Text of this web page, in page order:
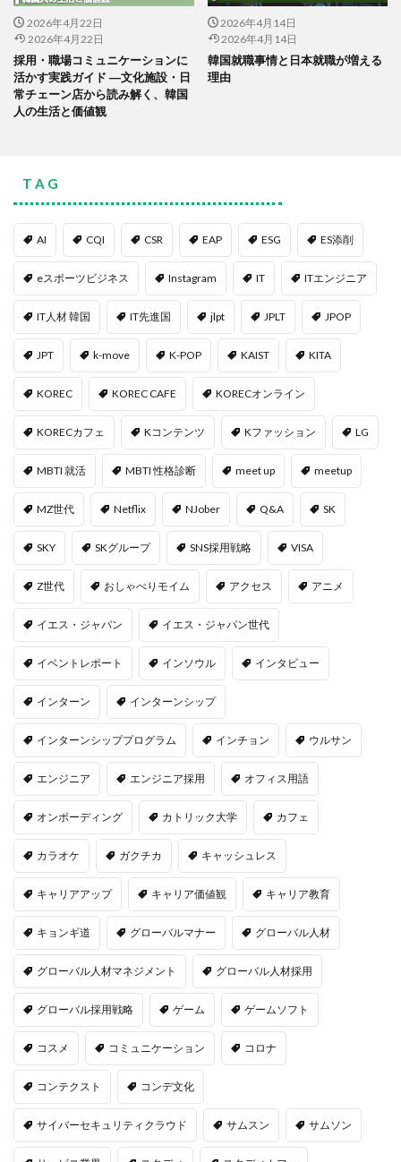
2026年4月22日
2026年4月22日
採用・職場コミュニケーションに
活かす実践ガイド ―文化施設・日
常チェーン店から読み解く、韓国
人の生活と価値観
2026年4月14日
2026年4月14日
韓国就職事情と日本就職が増える
理由
T A G
AI CQI CSR EAP ESG ES添削
eスポーツビジネス Instagram IT ITエンジニア
IT人材 韓国 IT先進国 jlpt JPLT JPOP
JPT k-move K-POP KAIST KITA
KOREC KOREC CAFE KORECオンライン
KORECカフェ Kコンテンツ Kファッション LG
MBTI 就活 MBTI 性格診断 meet up meetup
MZ世代 Netflix NJober Q&A SK
SKY SKグループ SNS採用戦略 VISA
Z世代 おしゃべりモイム アクセス アニメ
イエス・ジャパン イエス・ジャパン世代
イベントレポート インソウル インタビュー
インターン インターンシップ
インターンシッププログラム インチョン ウルサン
エンジニア エンジニア採用 オフィス用語
オンボーディング カトリック大学 カフェ
カラオケ ガクチカ キャッシュレス
キャリアアップ キャリア価値観 キャリア教育
キョンギ道 グローバルマナー グローバル人材
グローバル人材マネジメント グローバル人材採用
グローバル採用戦略 ゲーム ゲームソフト
コスメ コミュニケーション コロナ
コンテクスト コンデ文化
サイバーセキュリティクラウド サムスン サムソン